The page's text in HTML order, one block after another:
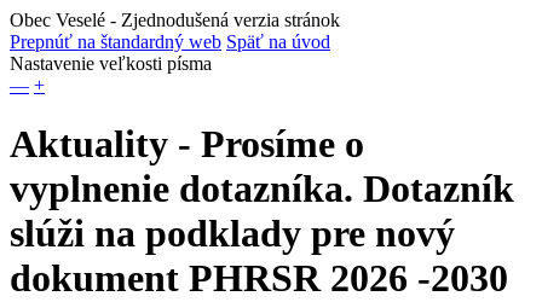
Obec Veselé - Zjednodušená verzia stránok
Prepnúť na štandardný web Späť na úvod
Nastavenie veľkosti písma
— +
Aktuality - Prosíme o
vyplnenie dotazníka. Dotazník
slúži na podklady pre nový
dokument PHRSR 2026 -2030